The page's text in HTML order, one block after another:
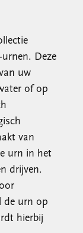
Deze
uw
of op
van
urn in het
drijven.
de urn op
hierbij